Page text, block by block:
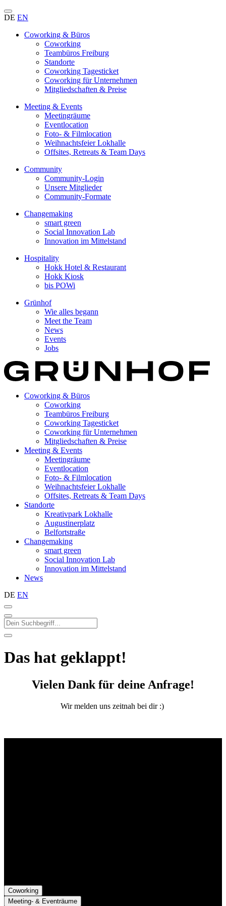
DE EN
Coworking & Büros
Coworking
Teambüros Freiburg
Standorte
Coworking Tagesticket
Coworking für Unternehmen
Mitgliedschaften & Preise
Meeting & Events
Meetingräume
Eventlocation
Foto- & Filmlocation
Weihnachtsfeier Lokhalle
Offsites, Retreats & Team Days
Community
Community-Login
Unsere Mitglieder
Community-Formate
Changemaking
smart green
Social Innovation Lab
Innovation im Mittelstand
Hospitality
Hokk Hotel & Restaurant
Hokk Kiosk
bis POWi
Grünhof
Wie alles begann
Meet the Team
News
Events
Jobs
Coworking & Büros
Coworking
Teambüros Freiburg
Coworking Tagesticket
Coworking für Unternehmen
Mitgliedschaften & Preise
Meeting & Events
Meetingräume
Eventlocation
Foto- & Filmlocation
Weihnachtsfeier Lokhalle
Offsites, Retreats & Team Days
Standorte
Kreativpark Lokhalle
Augustinerplatz
Belfortstraße
Changemaking
smart green
Social Innovation Lab
Innovation im Mittelstand
News
DE EN
Das hat geklappt!
Vielen Dank für deine Anfrage!
Wir melden uns zeitnah bei dir :)
Coworking
Meeting- & Eventräume